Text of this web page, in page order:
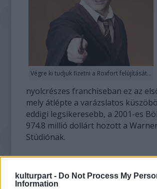
kulturpart - Do Not Process My
Information
Végre ki tudjuk fizetni a Roxfort felújítását...
nyolcrészes franchiseban ez az
mely átlépte a varázslatos
eddigi legsikeresebb, a 2001-es
974.8 millió dollárt hozott a
Stúdiónak.
Az abszolút rekord mozibevétel a
készült, James Cameron nevével
Avatar, mely 2.8 milliárd dollárt fialt.